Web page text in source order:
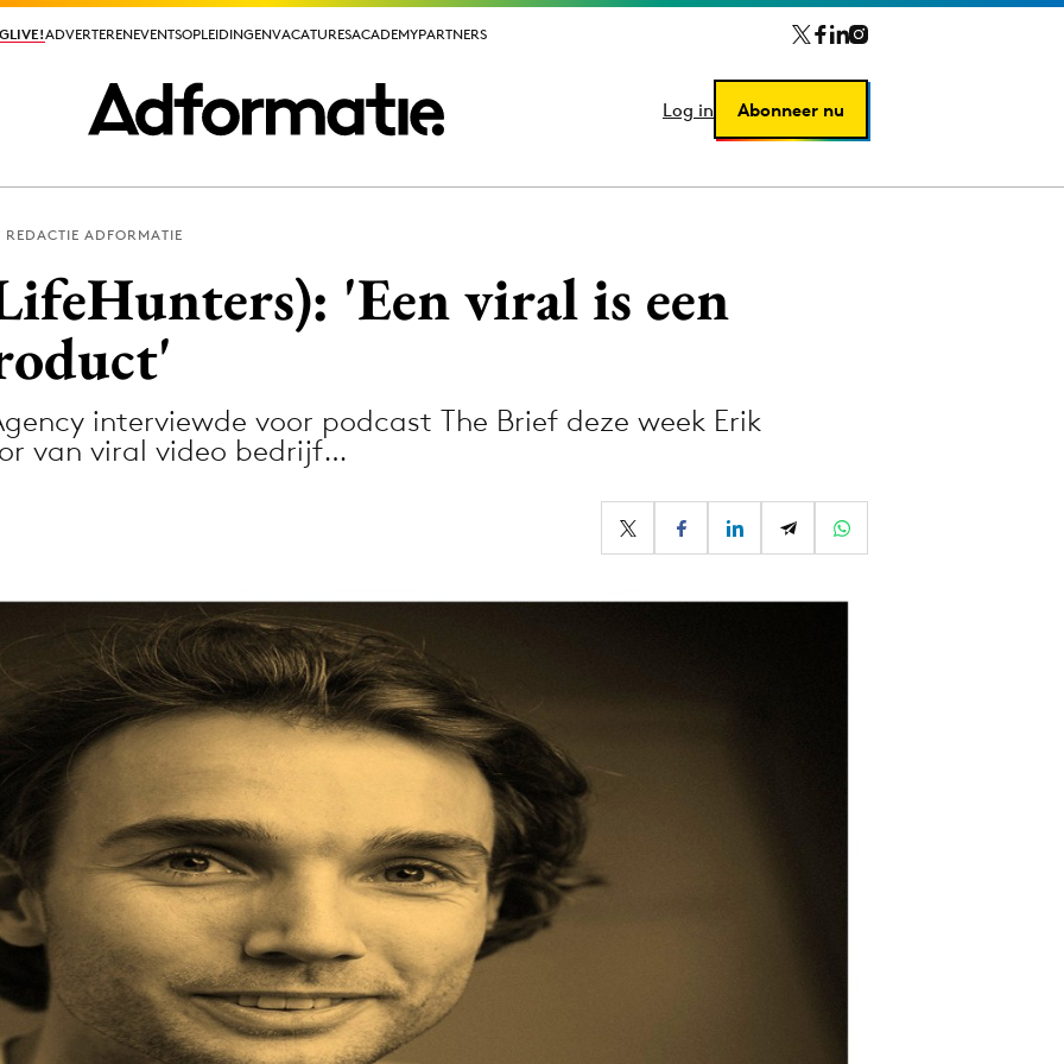
ADVERTERENEVENTSOPLEIDINGENVACATURESACADEMYPARTNERS
Log in Abonneer nu
ADVERTERENEVENTSOPLEIDINGENVACATURESACADEMYPARTNERS
Log in Abonneer nu
Media
Merkstrategie
Reputatie & crisis
REDACTIE ADFORMATIE
'Een viral is een
interviewde voor podcast The Brief deze week Erik
van viral video bedrijf…